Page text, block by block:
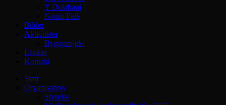
Y Dolabani
Naum Faik
Bilder
Aktiviteter
Byggprojekt
Länkar
Kontakt
Start
Organisation
Styrelse